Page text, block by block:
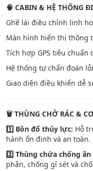
🧠 CABIN & HỆ THỐNG
Ghế lái điều chỉnh linh
Màn hình hiển thị thông
Tích hợp GPS tiêu chuẩn
Hệ thống tự chẩn đoán
Giao diện điều khiển dễ
🗑 THÙNG CHỞ RÁC &
1️Bồn đổ thủy lực: Hỗ
hành ổn định và an toàn.
2️Thùng chứa chống ăn
phân, chống gỉ sét và